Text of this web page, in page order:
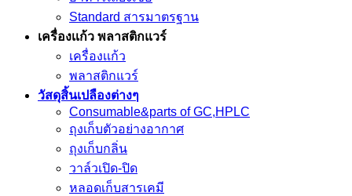
Standard สารมาตรฐาน
เครื่องเเก้ว พลาสติกแวร์
เครื่องเเก้ว
พลาสติกแวร์
วัสดุสิ้นเปลืองต่างๆ
Consumable&parts of GC,HPLC
ถุงเก็บตัวอย่างอากาศ
ถุงเก็บกลิ่น
วาล์วเปิด-ปิด
หลอดเก็บสารเคมี